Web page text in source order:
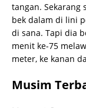
tangan. Sekarang
bek dalam di lini
di sana. Tapi dia
menit ke-75
meter, ke kanan
Musim